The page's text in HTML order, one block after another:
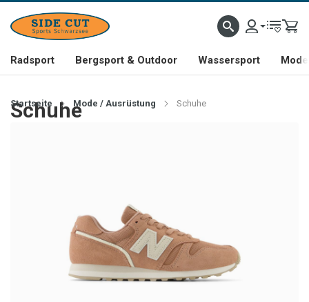
Radsport Bergsport & Outdoor Wassersport
Startseite Mode / Ausrüstung Schuhe
Schuhe